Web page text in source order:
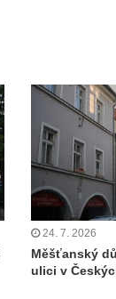
24. 7. 2026
Měšťanský
ulici v